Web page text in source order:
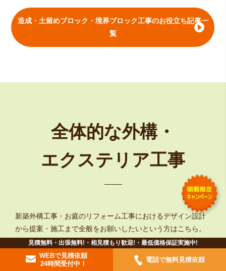
造成・土留めブロック・境界ブロック工事のお役立ち記事一
覧
全体的な外構・
エクステリア工事
新築外構工事・お庭のリフォーム工事におけるデザイン設計
から提案・施工まで全般をお願いしたいという方はこちら。
見積無料・出張無料!・相見積もり歓迎!・最低価格保証実施中!
WEBで見積依頼
24時間受付中！
電話で無料見積依頼